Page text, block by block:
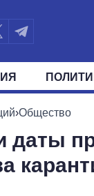
ПРЕЗИДЕНТ И
›Общество